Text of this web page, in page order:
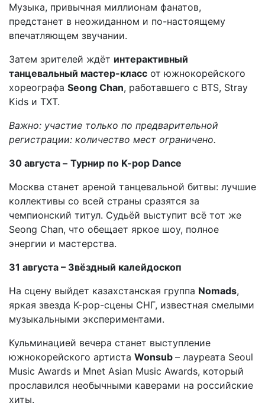
Музыка, привычная миллионам фанатов,
предстанет в неожиданном и по-настоящему
впечатляющем звучании.
Затем зрителей ждёт интерактивный
танцевальный мастер-класс от южнокорейского
хореографа Seong Chan, работавшего с BTS, Stray
Kids и TXT.
Важно: участие только по предварительной
регистрации: количество мест ограничено.
30 августа – Турнир по K-pop Dance
Москва станет ареной танцевальной битвы: лучшие
коллективы со всей страны сразятся за
чемпионский титул. Судьёй выступит всё тот же
Seong Chan, что обещает яркое шоу, полное
энергии и мастерства.
31 августа – Звёздный калейдоскоп
На сцену выйдет казахстанская группа Nomads,
яркая звезда K-pop-сцены СНГ, известная смелыми
музыкальными экспериментами.
Кульминацией вечера станет выступление
южнокорейского артиста Wonsub – лауреата Seoul
Music Awards и Mnet Asian Music Awards, который
прославился необычными каверами на российские
хиты.